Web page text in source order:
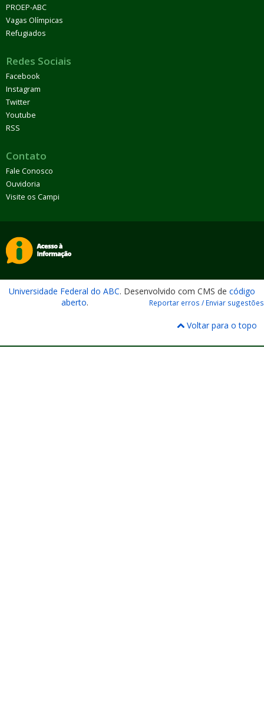
PROEP-ABC
Vagas Olímpicas
Refugiados
Redes Sociais
Facebook
Instagram
Twitter
Youtube
RSS
Contato
Fale Conosco
Ouvidoria
Visite os Campi
Universidade Federal do ABC. Desenvolvido com CMS de código
aberto. Reportar erros / Enviar sugestões
Voltar para o topo